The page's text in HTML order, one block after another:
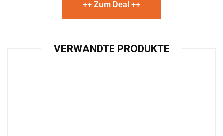
++ Zum Deal ++
VERWANDTE PRODUKTE